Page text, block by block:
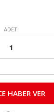
ADET:
HABER VER